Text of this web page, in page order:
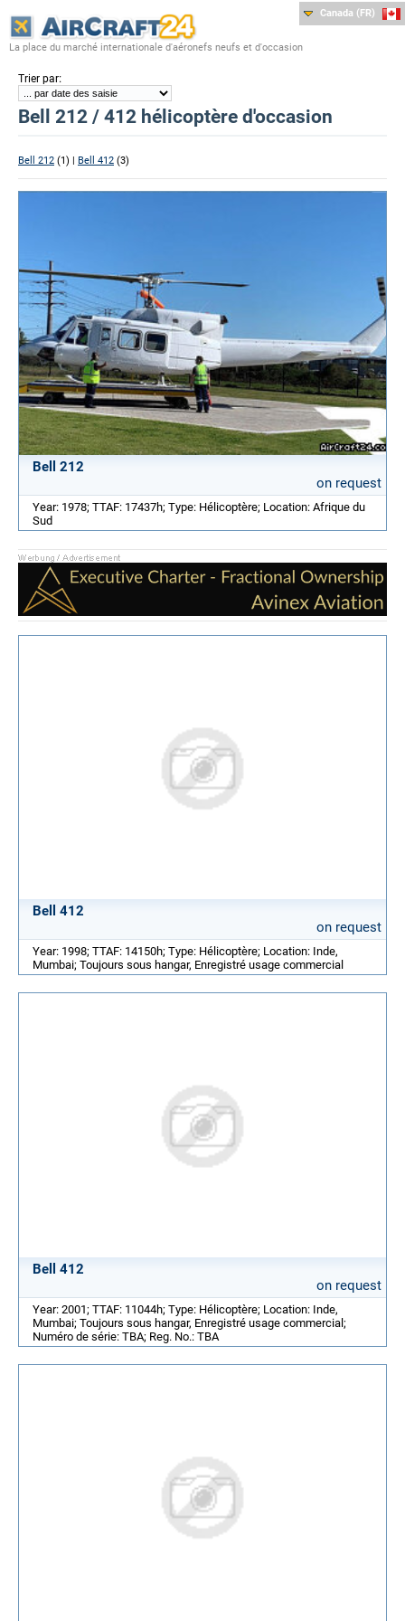
La place du marché internationale d'aéronefs neufs et d'occasion
Canada (FR)
Trier par:
Bell 212 / 412 hélicoptère d'occasion
Bell 212 (1) | Bell 412 (3)
Bell 212
on request
Year: 1978; TTAF: 17437h; Type: Hélicoptère; Location: Afrique du
Sud
Bell 412
on request
Year: 1998; TTAF: 14150h; Type: Hélicoptère; Location: Inde,
Mumbai; Toujours sous hangar, Enregistré usage commercial
Bell 412
on request
Year: 2001; TTAF: 11044h; Type: Hélicoptère; Location: Inde,
Mumbai; Toujours sous hangar, Enregistré usage commercial;
Numéro de série: TBA; Reg. No.: TBA